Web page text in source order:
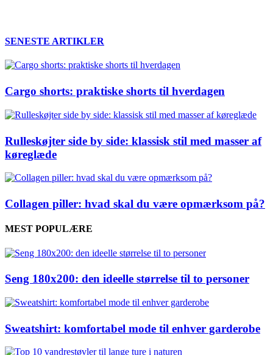
SENESTE ARTIKLER
Cargo shorts: praktiske shorts til hverdagen
Rulleskøjter side by side: klassisk stil med masser af
køreglæde
Collagen piller: hvad skal du være opmærksom på?
MEST POPULÆRE
Seng 180x200: den ideelle størrelse til to personer
Sweatshirt: komfortabel mode til enhver garderobe